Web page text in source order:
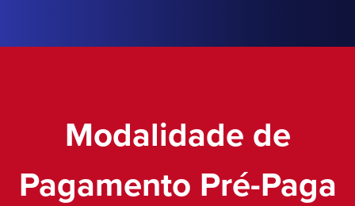
Modalidade de
Pagamento Pré-Paga